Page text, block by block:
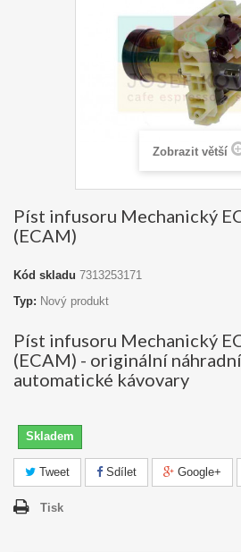
Zobrazit větší
Píst infusoru Mechanický
(ECAM)
Kód skladu 7313253171
Typ: Nový produkt
Píst infusoru Mechanický
(ECAM) - originální
automatické kávovary
Skladem
Tweet Sdílet Google+
Tisk